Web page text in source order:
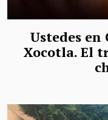
Ustedes en
Xocotla. El